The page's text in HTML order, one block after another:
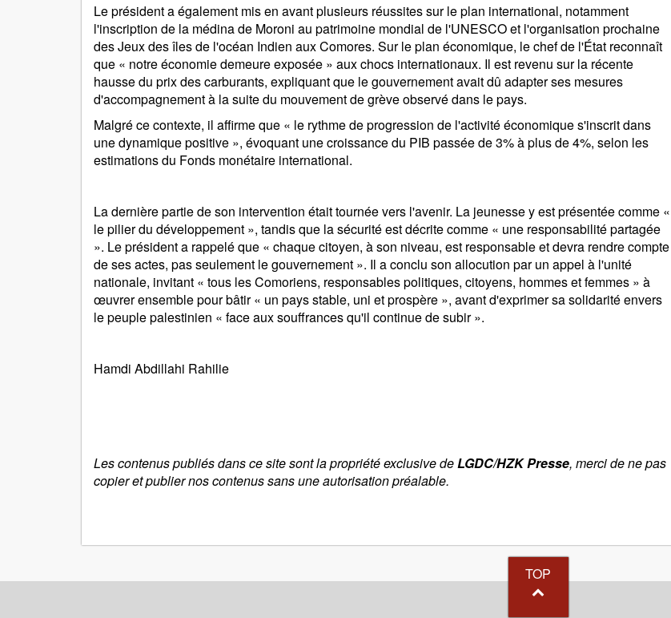
Le président a également mis en avant plusieurs réussites sur le plan international, notamment
l'inscription de la médina de Moroni au patrimoine mondial de l'UNESCO et l'organisation prochaine
des Jeux des îles de l'océan Indien aux Comores. Sur le plan économique, le chef de l'État reconnaît
que « notre économie demeure exposée » aux chocs internationaux. Il est revenu sur la récente
hausse du prix des carburants, expliquant que le gouvernement avait dû adapter ses mesures
d'accompagnement à la suite du mouvement de grève observé dans le pays.
Malgré ce contexte, il affirme que « le rythme de progression de l'activité économique s'inscrit dans
une dynamique positive », évoquant une croissance du PIB passée de 3% à plus de 4%, selon les
estimations du Fonds monétaire international.
La dernière partie de son intervention était tournée vers l'avenir. La jeunesse y est présentée comme «
le pilier du développement », tandis que la sécurité est décrite comme « une responsabilité partagée
». Le président a rappelé que « chaque citoyen, à son niveau, est responsable et devra rendre compte
de ses actes, pas seulement le gouvernement ». Il a conclu son allocution par un appel à l'unité
nationale, invitant « tous les Comoriens, responsables politiques, citoyens, hommes et femmes » à
œuvrer ensemble pour bâtir « un pays stable, uni et prospère », avant d'exprimer sa solidarité envers
le peuple palestinien « face aux souffrances qu'il continue de subir ».
Hamdi Abdillahi Rahilie
Les contenus publiés dans ce site sont la propriété exclusive deLGDC/HZK Presse, merci de ne pas
copier et publier nos contenus sans une autorisation préalable.
TOP